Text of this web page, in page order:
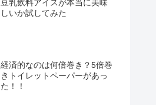
豆乳飲料アイスが本当に美味
しいか試してみた
経済的なのは何倍巻き？5倍巻
きトイレットペーパーがあっ
た！！